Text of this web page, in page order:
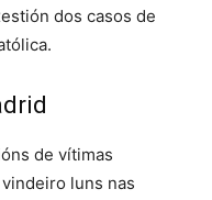
dos casos de
de vítimas
luns nas